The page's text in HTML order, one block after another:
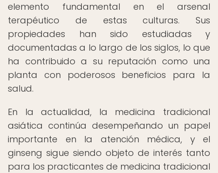
elemento fundamental en el arsenal
terapéutico de estas culturas. Sus
propiedades han sido estudiadas y
documentadas a lo largo de los siglos, lo que
ha contribuido a su reputación como una
planta con poderosos beneficios para la
salud.
En la actualidad, la medicina tradicional
asiática continúa desempeñando un papel
importante en la atención médica, y el
ginseng sigue siendo objeto de interés tanto
para los practicantes de medicina tradicional